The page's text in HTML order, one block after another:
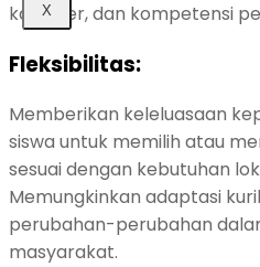
X
karakter, dan kompetensi
Fleksibilitas:
Memberikan keleluasaan
siswa untuk memilih atau
sesuai dengan kebutuhan
Memungkinkan adaptasi
perubahan-perubahan
masyarakat.